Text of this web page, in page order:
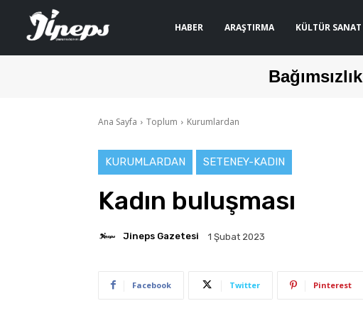
HABER ARAŞTIRMA KÜLTÜR SANAT
Bağımsızlık
Ana Sayfa Toplum Kurumlardan
KURUMLARDAN SETENEY-KADIN
Kadın buluşması
Jineps Gazetesi 1 Şubat 2023
Facebook Twitter Pinterest